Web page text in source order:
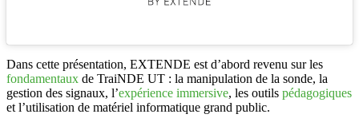
Dans cette présentation, EXTENDE est d’abord revenu sur les
fondamentaux de TraiNDE UT : la manipulation de la sonde, la
gestion des signaux, l’expérience immersive, les outils pédagogiques
et l’utilisation de matériel informatique grand public.